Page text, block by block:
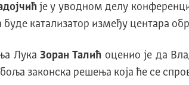
је у уводном делу
буде катализатор између центара
Лука Зоран Талић оценио је да
законска решења која ће се